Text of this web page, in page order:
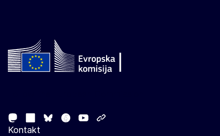
MastodonLinkedIn
Bluesky
Facebook
Youtube
Kontakt